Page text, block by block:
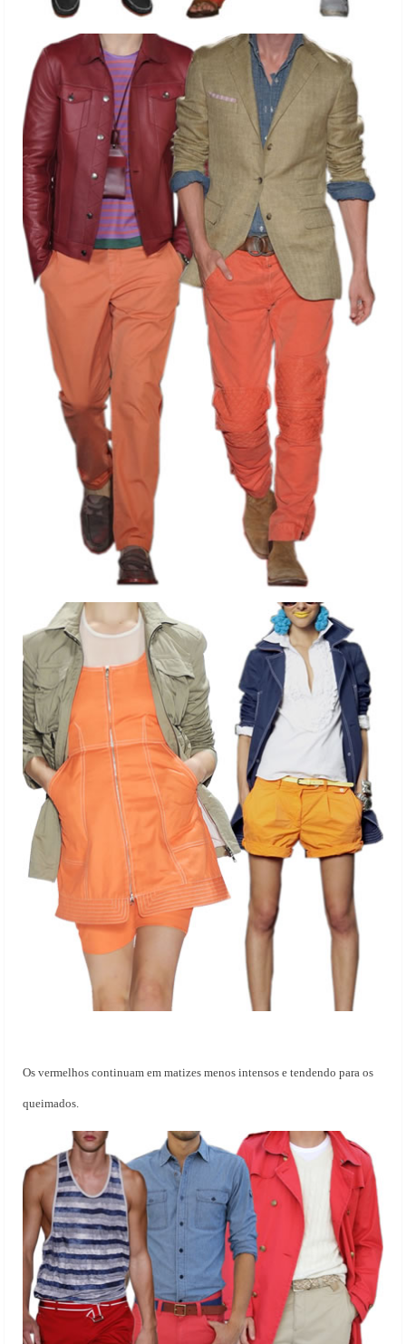
Os vermelhos continuam em matizes menos intensos e tendendo para os
queimados.